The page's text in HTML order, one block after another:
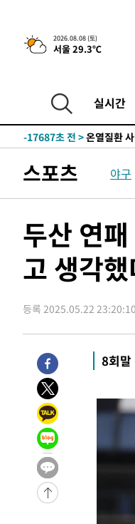
2026.08.08 (토)
서울 29.3℃
실시간
것"
-25892초 전 >[속보]與 당
-19666초 전 >낮 최고 35
틀레티코 이적"
-18718초 전 >
수도권 40
-17687초 전 >
-11632초 전 >강릉에 시
-5449초 전 > 선재도서 해
-2983초 전 >남자 농구,
23분 전 >극한폭염 한풀
1시간 전 > 축구협회 "압수
1시간 전 >[속보]'압수수색
6시간 전 >[속보]뉴욕증시
-27208초 전 >[속보]與최
한민수·김용 순
-27161초 전 >
[속보]김
청래 44.56%
-26443초 전 >
42.08%·宋 10.17%
-25977초 전 >
이강인 "
것"
-25912초 전 >
[속보]與
-19686초 전 >
낮 최고
-18956초 전 >
[속보]이
틀레티코 이적"
-18738초 전 >
수도권 40
-17707초 전 >
온열질환
강릉에 시
스포츠 야구
두산 연
고 생각
등록 2025.05.22 23:20:10
8회말